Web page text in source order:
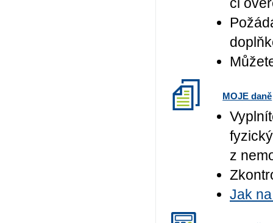
MOJE daně
z
Jak